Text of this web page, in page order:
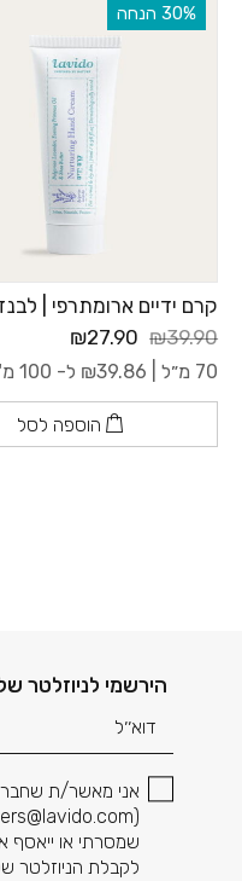
‫30% הנחה
קרם ידיים ארומתרפי |
₪39.90
₪27.90
70 מ״ל | ₪39.86 ל- 100 מ"ל
הוספה לסל
הירשמי לניוזלטר
דוא׳׳ל
אני מאשר/ת
(
שמסרתי או ייאסף
לקבלת הניוזלטר